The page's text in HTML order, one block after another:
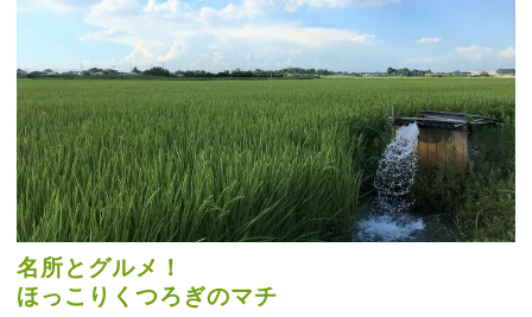
名所とグルメ！
ほっこりくつろぎのマチ